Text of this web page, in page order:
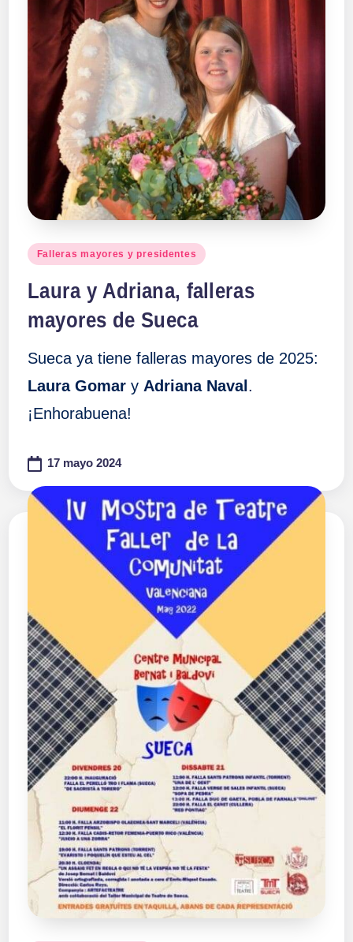
Publicado
Falleras mayores y presidentes
Laura y Adriana, falleras
mayores de Sueca
Sueca ya tiene falleras mayores de 2025:
Laura Gomar y Adriana Naval .
¡Enhorabuena!
17 mayo 2024